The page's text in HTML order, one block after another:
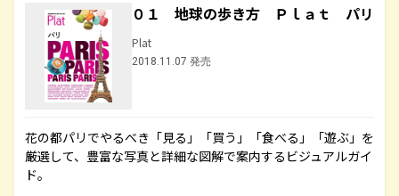
０１ 地球の歩き方 Ｐｌａｔ パリ
Plat
2018.11.07 発売
花の都パリでやるべき「見る」「買う」「食べる」「遊ぶ」を
厳選して、豊富な写真と詳細な図解で案内するビジュアルガイ
ド。